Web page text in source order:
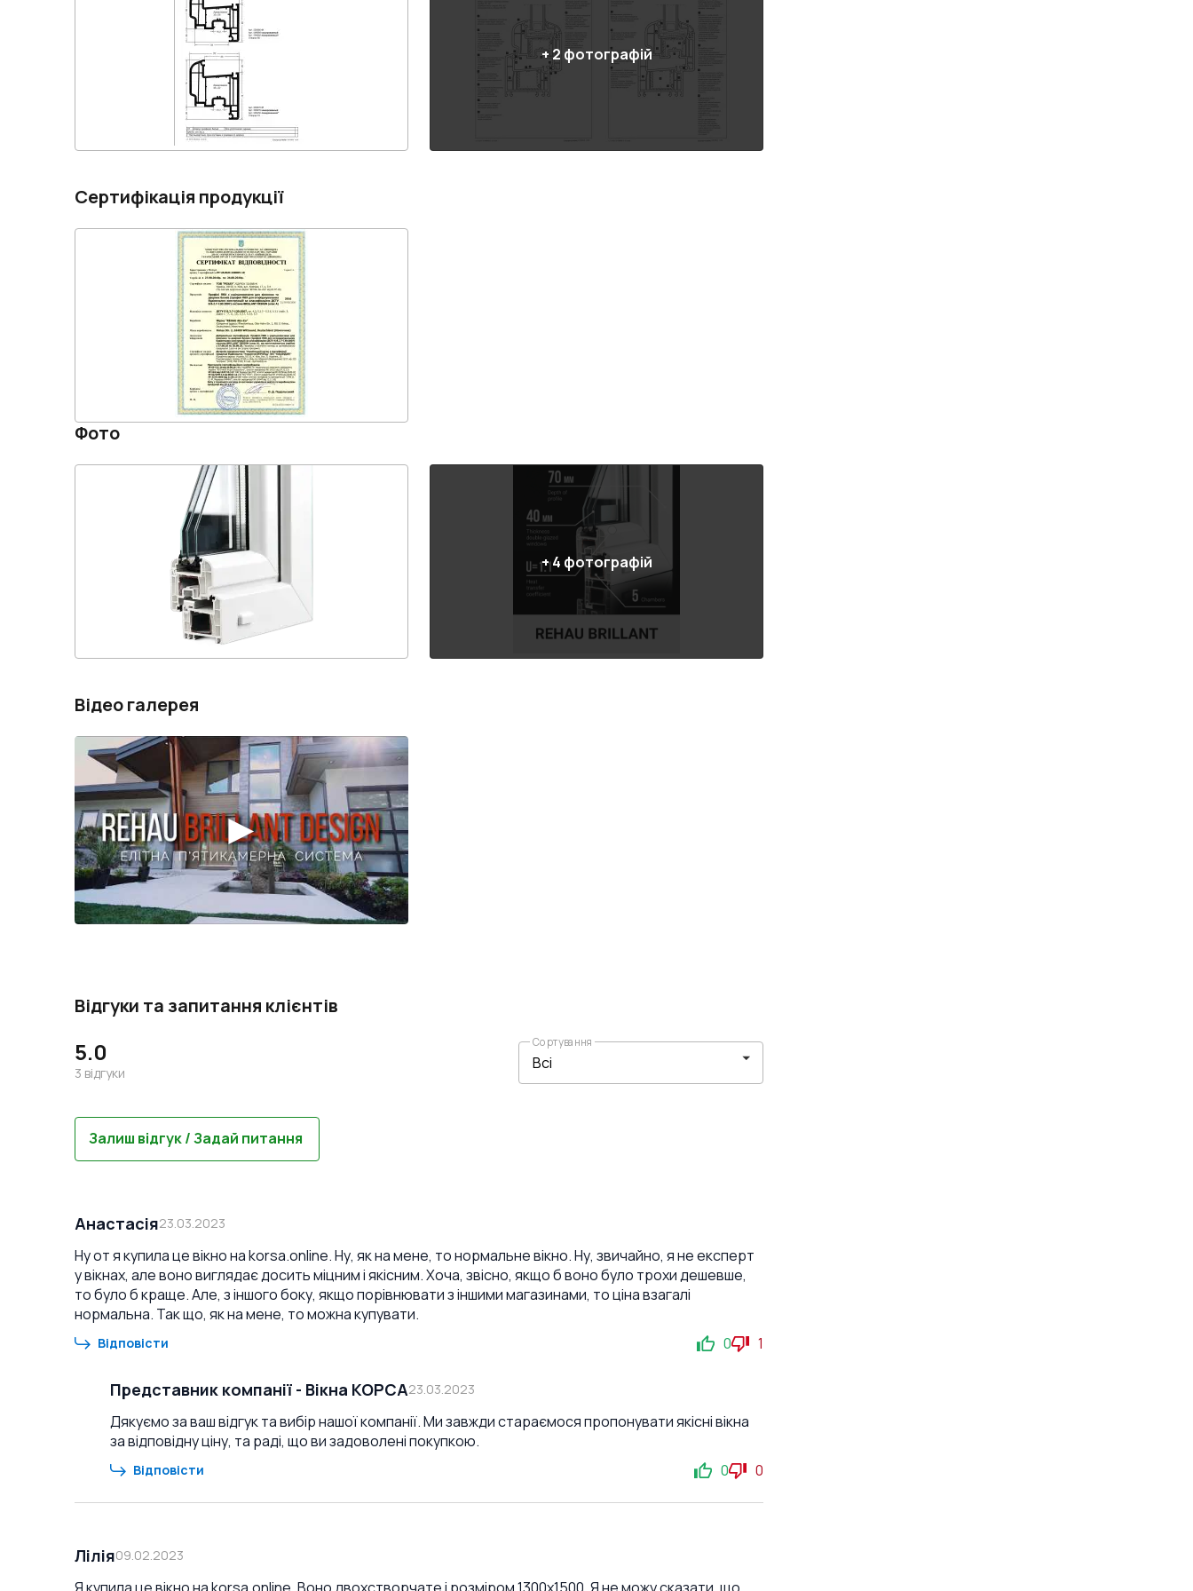
+ 2 фотографій
Сертифікація продукції
Фото
+4 фотографій
Відео галерея
Відгуки та запитання клієнтів
5.0
3 відгуки
Сортування
Залиш відгук / Задай питання
Анастасія23.03.2023
Ну от я купила це вікно на korsa.online. Ну, як на мене, то нормальне вікно. Ну, звичайно, я не експерт
у вікнах, але воно виглядає досить міцним і якісним. Хоча, звісно, якщо б воно було трохи дешевше,
то було б краще. Але, з іншого боку, якщо порівнювати з іншими магазинами, то ціна взагалі
нормальна. Так що, як на мене, то можна купувати.
Відповісти 0 1
Представник компанії - Вікна КОРСА23.03.2023
Дякуємо за ваш відгук та вибір нашої компанії. Ми завжди стараємося пропонувати якісні вікна
за відповідну ціну, та раді, що ви задоволені покупкою.
Відповісти 0 0
Лілія09.02.2023
Я купила це вікно на korsa.online. Воно двохстворчате і розміром 1300x1500. Я не можу сказати, що